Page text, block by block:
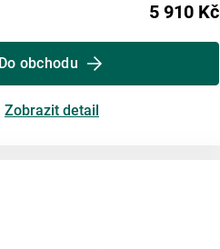
5 910 Kč
Do obchodu
Zobrazit detail